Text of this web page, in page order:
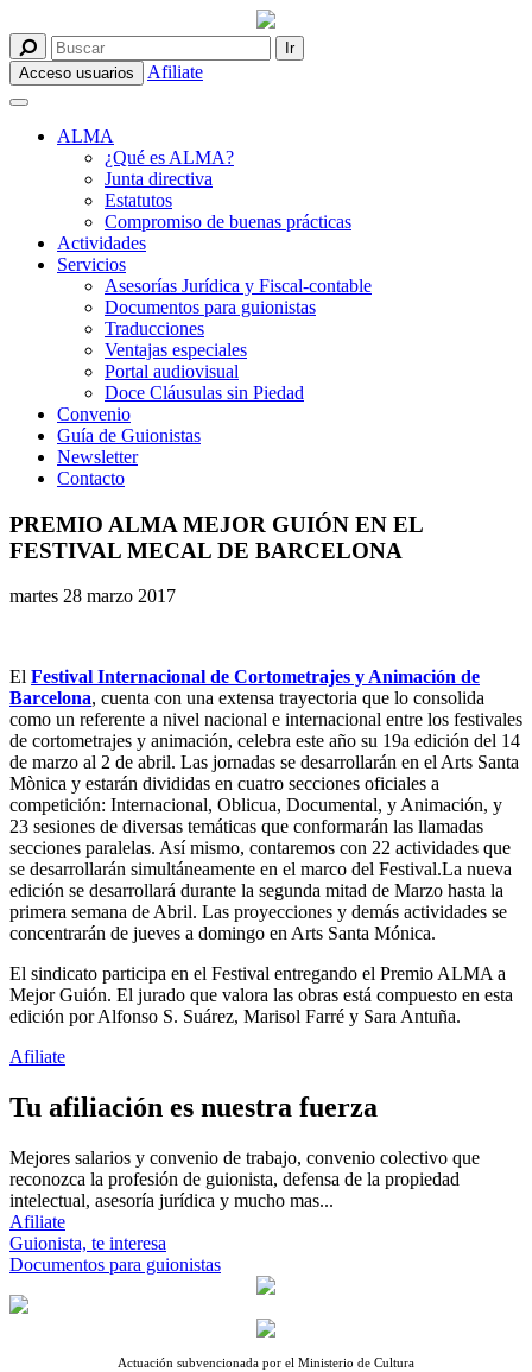
Acceso usuarios Afiliate
ALMA
¿Qué es ALMA?
Junta directiva
Estatutos
Compromiso de buenas prácticas
Actividades
Servicios
Asesorías Jurídica y Fiscal-contable
Documentos para guionistas
Traducciones
Ventajas especiales
Portal audiovisual
Doce Cláusulas sin Piedad
Convenio
Guía de Guionistas
Newsletter
Contacto
PREMIO ALMA MEJOR GUIÓN EN EL
FESTIVAL MECAL DE BARCELONA
martes 28 marzo 2017
El Festival Internacional de Cortometrajes y Animación de
Barcelona, cuenta con una extensa trayectoria que lo consolida
como un referente a nivel nacional e internacional entre los festivales
de cortometrajes y animación, celebra este año su 19a edición del 14
de marzo al 2 de abril. Las jornadas se desarrollarán en el Arts Santa
Mònica y estarán divididas en cuatro secciones oficiales a
competición: Internacional, Oblicua, Documental, y Animación, y
23 sesiones de diversas temáticas que conformarán las llamadas
secciones paralelas. Así mismo, contaremos con 22 actividades que
se desarrollarán simultáneamente en el marco del Festival.La nueva
edición se desarrollará durante la segunda mitad de Marzo hasta la
primera semana de Abril. Las proyecciones y demás actividades se
concentrarán de jueves a domingo en Arts Santa Mónica.
El sindicato participa en el Festival entregando el Premio ALMA a
Mejor Guión. El jurado que valora las obras está compuesto en esta
edición por Alfonso S. Suárez, Marisol Farré y Sara Antuña.
Afiliate
Tu afiliación es nuestra fuerza
Mejores salarios y convenio de trabajo, convenio colectivo que
reconozca la profesión de guionista, defensa de la propiedad
intelectual, asesoría jurídica y mucho mas...
Afiliate
Guionista, te interesa
Documentos para guionistas
Actuación subvencionada por el Ministerio de Cultura